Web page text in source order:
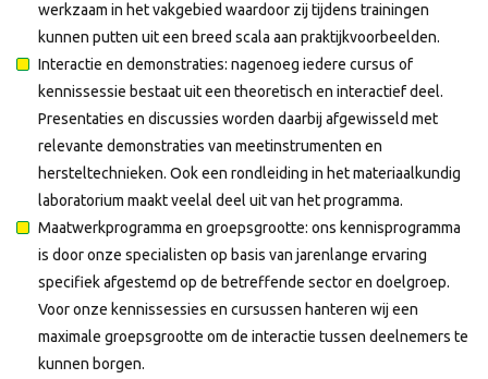
werkzaam in het vakgebied waardoor zij tijdens trainingen
kunnen putten uit een breed scala aan praktijkvoorbeelden.
Interactie en demonstraties: nagenoeg iedere cursus of
kennissessie bestaat uit een theoretisch en interactief deel.
Presentaties en discussies worden daarbij afgewisseld met
relevante demonstraties van meetinstrumenten en
hersteltechnieken. Ook een rondleiding in het materiaalkundig
laboratorium maakt veelal deel uit van het programma.
Maatwerkprogramma en groepsgrootte: ons kennisprogramma
is door onze specialisten op basis van jarenlange ervaring
specifiek afgestemd op de betreffende sector en doelgroep.
Voor onze kennissessies en cursussen hanteren wij een
maximale groepsgrootte om de interactie tussen deelnemers te
kunnen borgen.